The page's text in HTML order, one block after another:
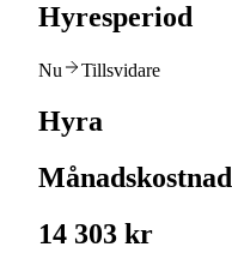
Hyresperiod
Nu Tillsvidare
Hyra
Månadskostnad
14 303 kr